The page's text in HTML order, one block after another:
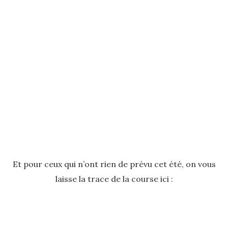
Et pour ceux qui n’ont rien de prévu cet été, on vous
laisse la trace de la course ici :